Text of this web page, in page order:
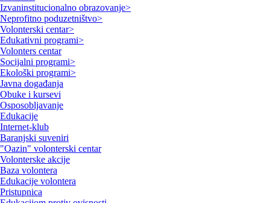
Izvaninstitucionalno obrazovanje>
Neprofitno poduzetništvo>
Volonterski centar>
Edukativni programi>
Volonters centar
Socijalni programi>
Ekološki programi>
Javna događanja
Obuke i kursevi
Osposobljavanje
Edukacije
Internet-klub
Baranjski suveniri
"Oazin" volonterski centar
Volonterske akcije
Baza volontera
Edukacije volontera
Pristupnica